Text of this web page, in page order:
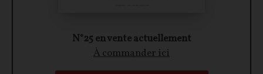
N°25 en vente actuellement
À commander ici